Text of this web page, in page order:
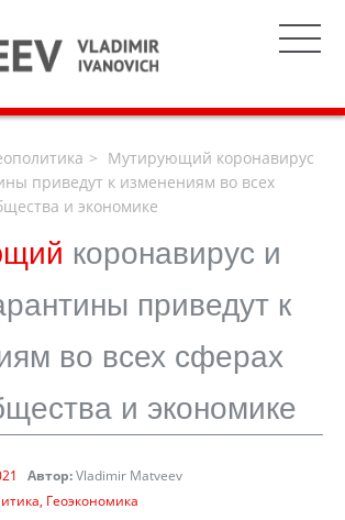
Мутирующий коронавирус
приведут к изменениям во всех
и экономике
коронавирус и
приведут к
во всех сферах
и экономике
Автор:Vladimir Matveev
Геоэкономика